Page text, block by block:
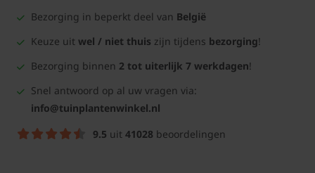
Bezorging in beperkt deel van België
Keuze uit wel / niet thuis zijn tijdens bezorging!
Bezorging binnen 2 tot uiterlijk 7 werkdagen!
Snel antwoord op al uw vragen via:
info@tuinplantenwinkel.nl
9.5 uit 41028 beoordelingen